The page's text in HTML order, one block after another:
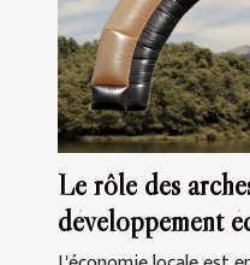
Le rôle des
développement